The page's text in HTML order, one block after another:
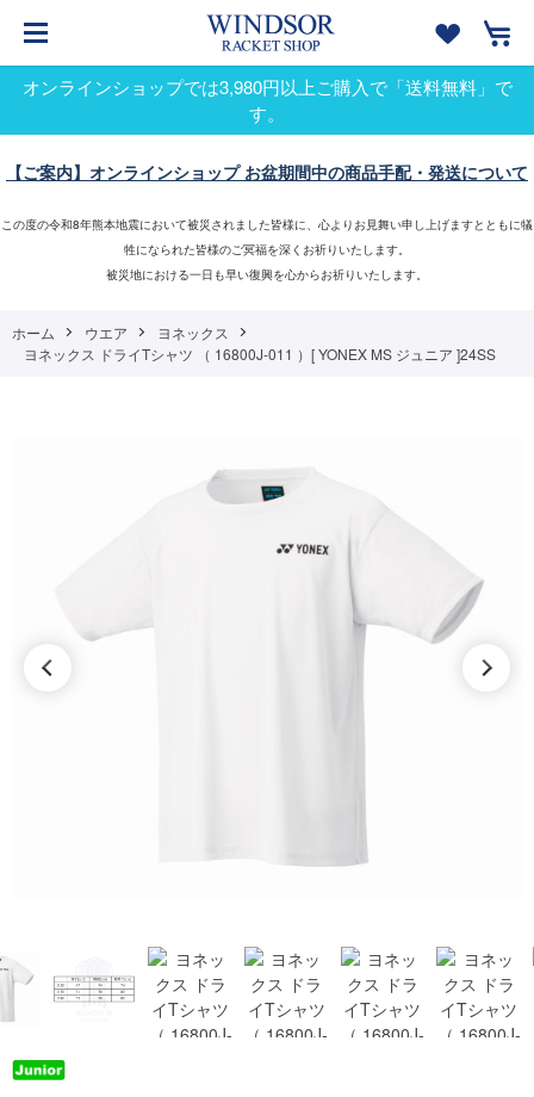
オンラインショップでは3,980円以上ご購入で「送料無料」で
す。
【ご案内】オンラインショップ お盆期間中の商品手配・発送について
この度の令和8年熊本地震において被災されました皆様に、心よりお見舞い申し上げますとともに犠
牲になられた皆様のご冥福を深くお祈りいたします。
被災地における一日も早い復興を心からお祈りいたします。
ホーム ウエア
ヨネックス
ヨネックス ドライTシャツ （ 16800J-011 ）[ YONEX MS ジュニア ]24SS